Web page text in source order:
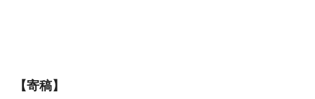
【寄稿】